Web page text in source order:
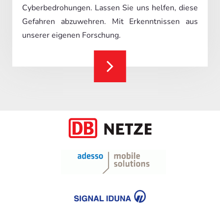
Cyberbedrohungen. Lassen Sie uns helfen, diese
Gefahren abzuwehren. Mit Erkenntnissen aus
unserer eigenen Forschung.